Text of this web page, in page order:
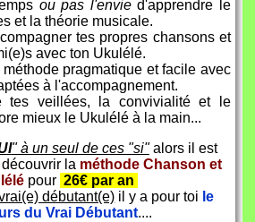
ou pas l'envied'apprendre le
et la théorie musicale.
tes propres chansons et
avec ton Ukulélé.
pragmatique et facile avec
à l'accompagnement.
veillées, la convivialité et le
mieux le Ukulélé à la main...
" à un seul de ces "si"alors il est
la méthode Chanson et
pour 26€ par an
débutant(e) il y a pour toi le
du Vrai Débutant....